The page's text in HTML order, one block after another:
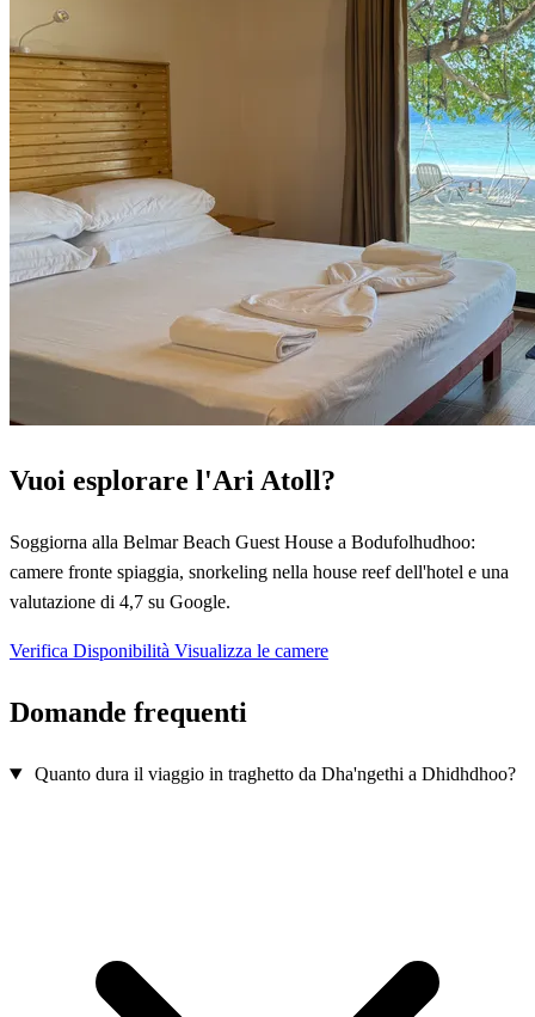
Vuoi esplorare l'Ari Atoll?
Soggiorna alla Belmar Beach Guest House a Bodufolhudhoo:
camere fronte spiaggia, snorkeling nella house reef dell'hotel e una
valutazione di 4,7 su Google.
Verifica Disponibilità Visualizza le camere
Domande frequenti
Quanto dura il viaggio in traghetto da Dha'ngethi a Dhidhdhoo?